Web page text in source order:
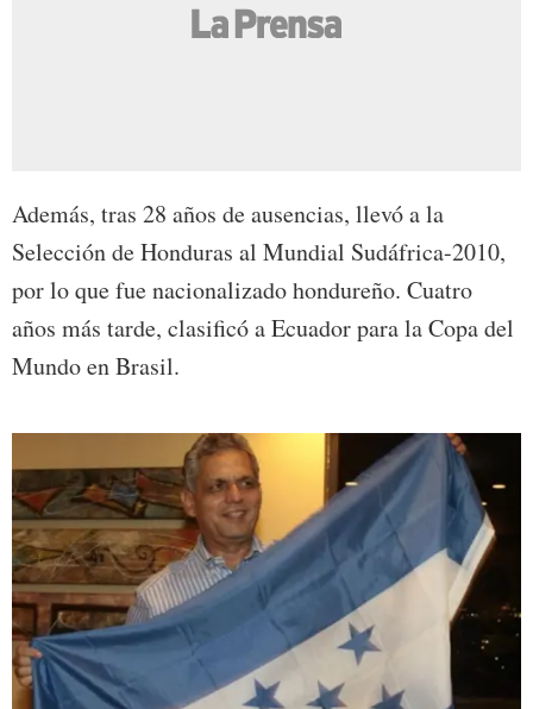
Además, tras 28 años de ausencias, llevó a la
Selección de Honduras al Mundial Sudáfrica-2010,
por lo que fue nacionalizado hondureño. Cuatro
años más tarde, clasificó a Ecuador para la Copa del
Mundo en Brasil.